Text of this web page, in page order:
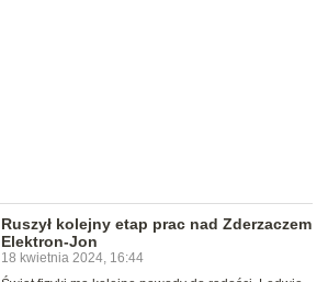
Ruszył kolejny etap prac nad Zderzaczem
Elektron-Jon
18 kwietnia 2024, 16:44